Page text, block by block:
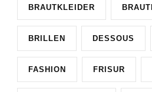
BRAUTKLEIDER
BRILLEN DESSOUS
FASHION FRISUR